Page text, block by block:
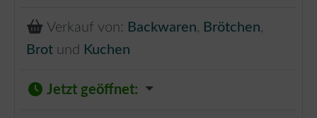
Verkauf von: Backwaren, Brötchen,
Brot und Kuchen
Jetzt geöffnet: